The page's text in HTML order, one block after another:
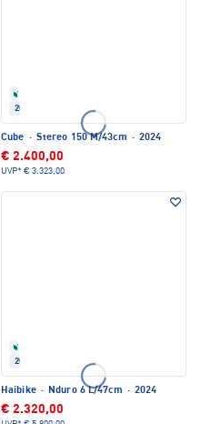
2024
Cube · Stereo 150 M/43cm · 2024
€ 2.400,00
UVP* € 3.323,00
2024
Haibike · Nduro 6 L/47cm · 2024
€ 2.320,00